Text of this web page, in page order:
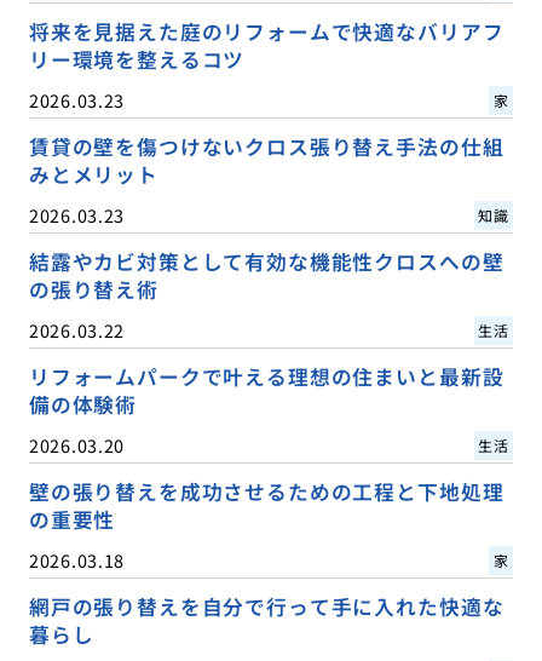
将来を見据えた庭のリフォームで快適なバリアフ
リー環境を整えるコツ
2026.03.23 家
賃貸の壁を傷つけないクロス張り替え手法の仕組
みとメリット
2026.03.23 知識
結露やカビ対策として有効な機能性クロスへの壁
の張り替え術
2026.03.22 生活
リフォームパークで叶える理想の住まいと最新設
備の体験術
2026.03.20 生活
壁の張り替えを成功させるための工程と下地処理
の重要性
2026.03.18 家
網戸の張り替えを自分で行って手に入れた快適な
暮らし